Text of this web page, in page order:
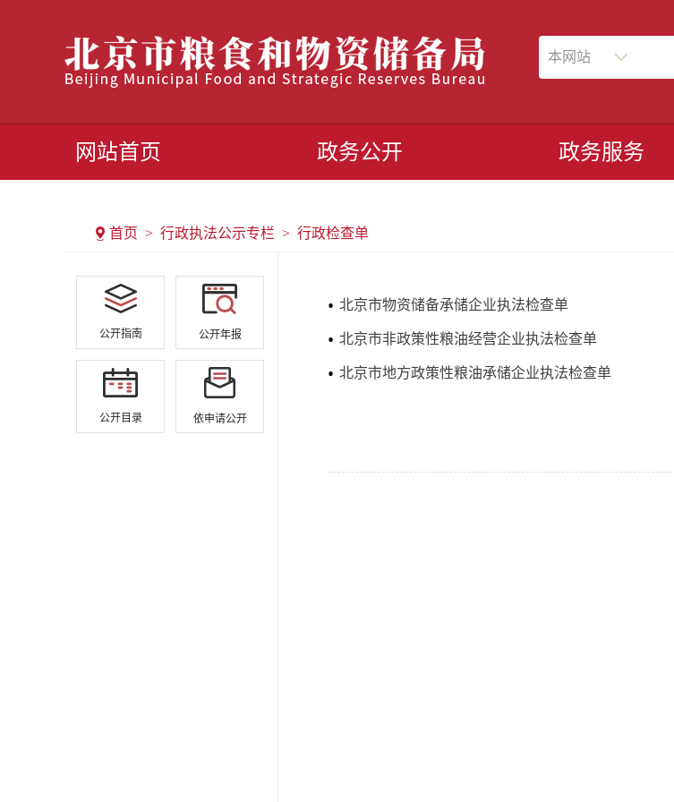
本网站
网站首页 政务公开 政务服务
首页 > 行政执法公示专栏 > 行政检查单
公开指南 公开年报
公开目录 依申请公开
北京市物资储备承储企业执法检查单
北京市非政策性粮油经营企业执法检查单
北京市地方政策性粮油承储企业执法检查单